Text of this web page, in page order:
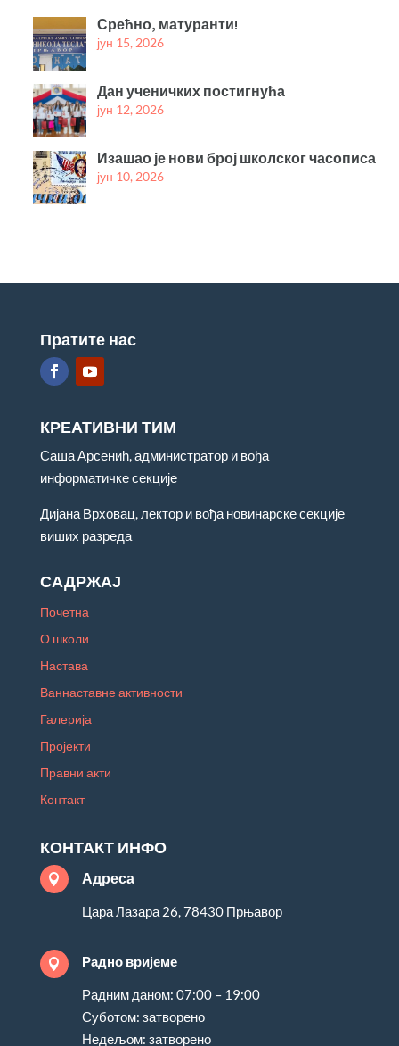
Срећно, матуранти!
јун 15, 2026
Дан ученичких постигнућа
јун 12, 2026
Изашао је нови број школског часописа
јун 10, 2026
Пратите нас
КРЕАТИВНИ ТИМ
Саша Арсенић, администратор и вођа
информатичке секције
Дијана Врховац, лектор и вођа новинарске секције
виших разреда
САДРЖАЈ
Почетна
О школи
Настава
Ваннаставне активности
Галерија
Пројекти
Правни акти
Контакт
КОНТАКТ ИНФО
 Адреса
Цара Лазара 26, 78430 Прњавор
 Радно вријеме
Радним даном: 07:00 – 19:00
Суботом: затворено
Недељом: затворено